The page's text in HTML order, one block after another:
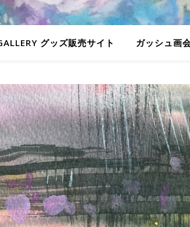
グッズ販売サイト ガッシュ画